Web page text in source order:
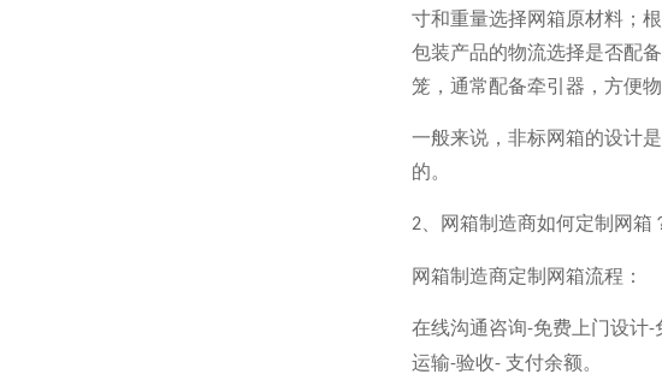
寸和重量选择网箱原材料；
包装产品的物流选择是否配备脚
笼，通常配备牵引器，方便
一般来说，非标网箱的设计
的。
2 、网箱制造商如何定制网箱
网箱制造商定制网箱流程：
在线沟通咨询-免费上门设计-
运输-验收- 支付余额。